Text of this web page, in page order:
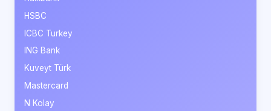
HSBC
ICBC Turkey
ING Bank
Kuveyt Türk
Mastercard
N Kolay